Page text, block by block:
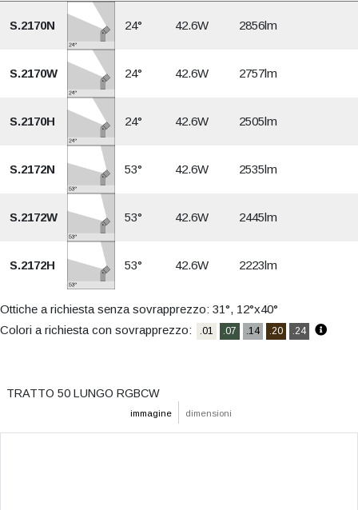
S.2170N 24° 42.6W 2856lm
S.2170W 24° 42.6W 2757lm
S.2170H 24° 42.6W 2505lm
S.2172N 53° 42.6W 2535lm
S.2172W 53° 42.6W 2445lm
S.2172H 53° 42.6W 2223lm
Ottiche a richiesta senza sovrapprezzo: 31°, 12°x40°
Colori a richiesta con sovrapprezzo:
.01 .07 .14 .20 .24
immagine dimensioni
TRATTO 50 LUNGO RGBCW